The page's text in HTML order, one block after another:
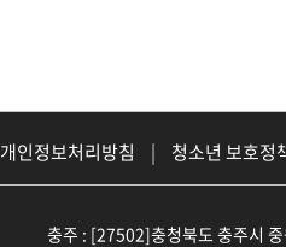
개인정보처리방침 |
청소년 보호정
충주 : [27502]충청북도 충주시